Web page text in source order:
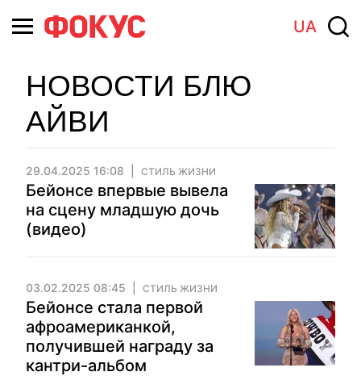
UA
НОВОСТИ БЛЮ
АЙВИ
29.04.2025 16:08 СТИЛЬ ЖИЗНИ
Бейонсе впервые вывела
на сцену младшую дочь
(видео)
03.02.2025 08:45 СТИЛЬ ЖИЗНИ
Бейонсе стала первой
афроамериканкой,
получившей награду за
кантри-альбом